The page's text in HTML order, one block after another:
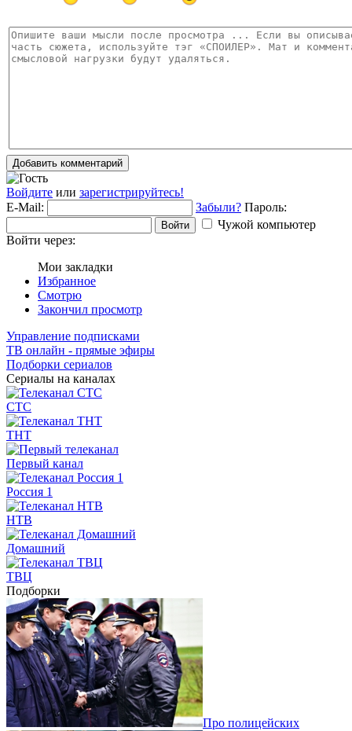
Добавить комментарий
Войдите или зарегистрируйтесь!
E-Mail:
Забыли? Пароль:
Войти
Чужой компьютер
Войти через:
Мои закладки
Избранное
Смотрю
Закончил просмотр
Управление подписками
ТВ онлайн - прямые эфиры
Подборки сериалов
Сериалы на каналах
СТС
ТНТ
Первый канал
Россия 1
НТВ
Домашний
ТВЦ
Подборки
Про полицейских